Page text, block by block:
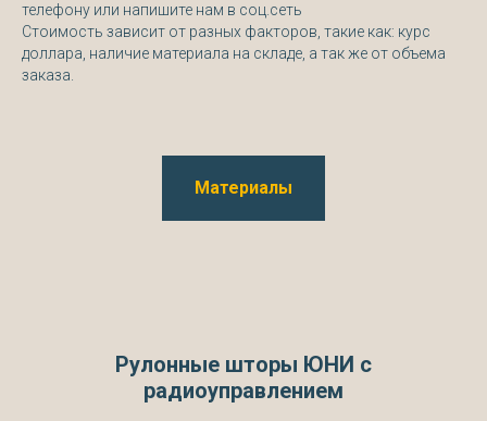
телефону или напишите нам в соц.сеть
Стоимость зависит от разных факторов, такие как: курс
доллара, наличие материала на складе, а так же от объема
заказа.
Материалы
Рулонные шторы ЮНИ с
радиоуправлением